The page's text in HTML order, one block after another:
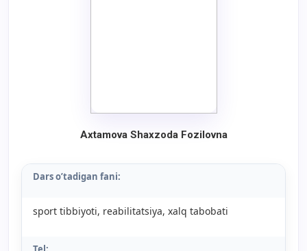
Axtamova Shaxzoda Fozilovna
Dars o’tadigan fani:
sport tibbiyoti, reabilitatsiya, xalq tabobati